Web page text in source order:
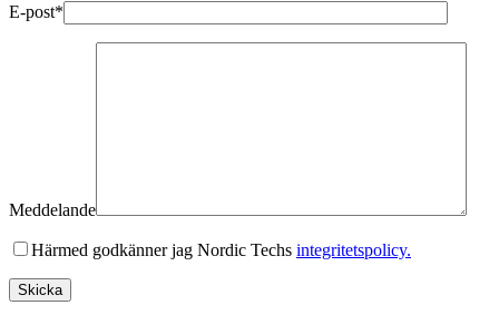
E-post*
Meddelande
Härmed godkänner jag Nordic Techs integritetspolicy.